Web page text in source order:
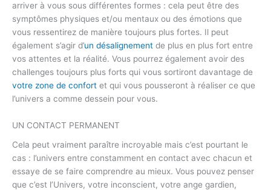
arriver à vous sous différentes formes : cela peut être des
symptômes physiques et/ou mentaux ou des émotions que
vous ressentirez de manière toujours plus fortes. Il peut
également s’agir d’un désalignement de plus en plus fort entre
vos attentes et la réalité. Vous pourrez également avoir des
challenges toujours plus forts qui vous sortiront davantage de
votre zone de confort et qui vous pousseront à réaliser ce que
l’univers a comme dessein pour vous.
UN CONTACT PERMANENT
Cela peut vraiment paraître incroyable mais c’est pourtant le
cas : l’univers entre constamment en contact avec chacun et
essaye de se faire comprendre au mieux. Vous pouvez penser
que c’est l’Univers, votre inconscient, votre ange gardien,